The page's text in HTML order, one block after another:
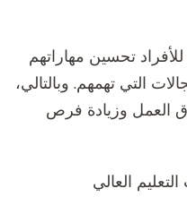
تحسين مهاراتهم
التي تهمهم. وبالتالي،
العمل وزيادة فرص
العالي